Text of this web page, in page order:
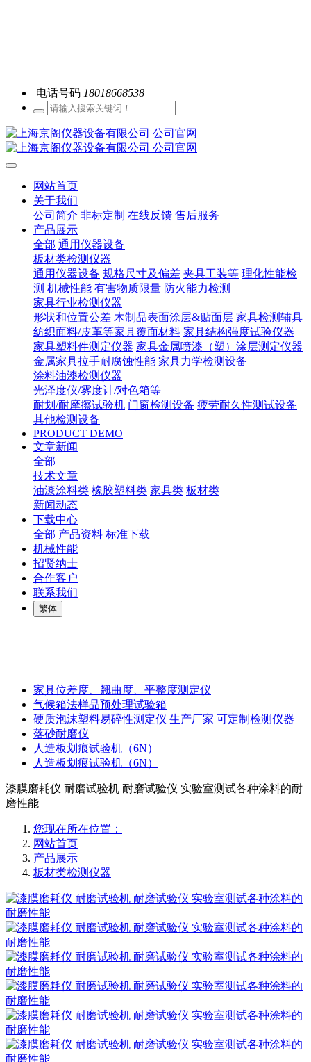
电话号码 18018668538
网站首页
关于我们
公司简介 非标定制 在线反馈 售后服务
产品展示
全部 通用仪器设备
板材类检测仪器
通用仪器设备 规格尺寸及偏差 夹具工装等 理化性能检
测 机械性能 有害物质限量 防火能力检测
家具行业检测仪器
形状和位置公差 木制品表面涂层&贴面层 家具检测辅具
纺织面料/皮革等家具覆面材料 家具结构强度试验仪器
家具塑料件测定仪器 家具金属喷漆（塑）涂层测定仪器
金属家具拉手耐腐蚀性能 家具力学检测设备
涂料油漆检测仪器
光泽度仪/雾度计/对色箱等
耐划/耐摩擦试验机 门窗检测设备 疲劳耐久性测试设备
其他检测设备
PRODUCT DEMO
文章新闻
全部
技术文章
油漆涂料类 橡胶塑料类 家具类 板材类
新闻动态
下载中心
全部 产品资料 标准下载
机械性能
招贤纳士
合作客户
联系我们
繁体
家具位差度、翘曲度、平整度测定仪
气候箱法样品预处理试验箱
硬质泡沫塑料易碎性测定仪 生产厂家 可定制检测仪器
落砂耐磨仪
人造板划痕试验机（6N）
人造板划痕试验机（6N）
漆膜磨耗仪 耐磨试验机 耐磨试验仪 实验室测试各种涂料的耐
磨性能
您现在所在位置：
网站首页
产品展示
板材类检测仪器